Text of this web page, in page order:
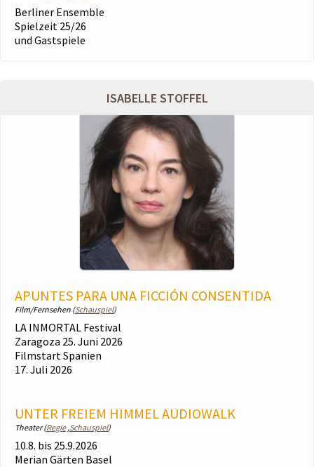
Berliner Ensemble
Spielzeit 25/26
und Gastspiele
ISABELLE STOFFEL
APUNTES PARA UNA FICCIÓN CONSENTIDA
Film/Fernsehen (Schauspiel)
LA INMORTAL Festival
Zaragoza 25. Juni 2026
Filmstart Spanien
17. Juli 2026
UNTER FREIEM HIMMELAUDIOWALK
Theater (Regie,Schauspiel)
10.8. bis 25.9.2026
Merian Gärten Basel